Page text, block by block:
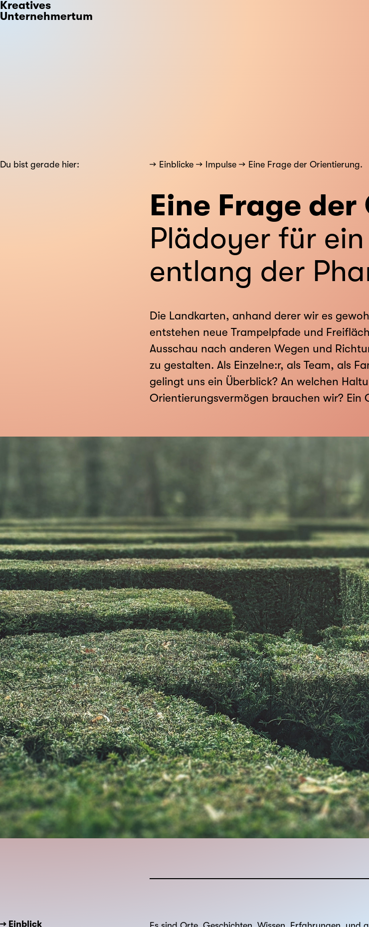
Kreatives
Unternehmertum
Du bist gerade hier: Einblicke Impulse Eine Frage der Orientierung.
Eine Frage
Plädoyer für
entlang der
Die Landkarten, anhand derer wir es
entstehen neue Trampelpfade und
Ausschau nach anderen Wegen und
zu gestalten. Als Einzelne:r, als Team, als
gelingt uns ein Überblick? An welchen
Orientierungsvermögen brauchen wir? Ein
→ Einblick